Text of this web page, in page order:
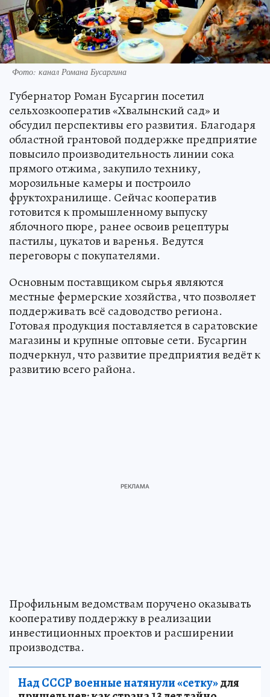
Фото: канал Романа Бусаргина
Губернатор Роман Бусаргин посетил
сельхозкооператив «Хвалынский сад» и
обсудил перспективы его развития. Благодаря
областной грантовой поддержке предприятие
повысило производительность линии сока
прямого отжима, закупило технику,
морозильные камеры и построило
фруктохранилище. Сейчас кооператив
готовится к промышленному выпуску
яблочного пюре, ранее освоив рецептуры
пастилы, цукатов и варенья. Ведутся
переговоры с покупателями.
Основным поставщиком сырья являются
местные фермерские хозяйства, что позволяет
поддерживать всё садоводство региона.
Готовая продукция поставляется в саратовские
магазины и крупные оптовые сети. Бусаргин
подчеркнул, что развитие предприятия ведёт к
развитию всего района.
Профильным ведомствам поручено оказывать
кооперативу поддержку в реализации
инвестиционных проектов и расширении
производства.
Над СССР военные натянули «сетку»для